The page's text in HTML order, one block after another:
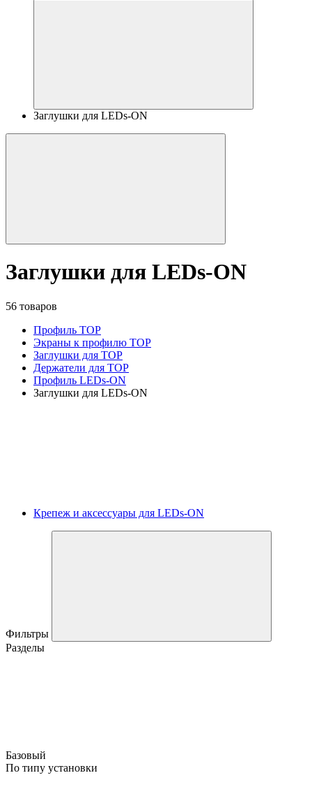
Заглушки для LEDs-ON
Заглушки для LEDs-ON
56 товаров
Профиль TOP
Экраны к профилю TOP
Заглушки для TOP
Держатели для TOP
Профиль LEDs-ON
Заглушки для LEDs-ON
Крепеж и аксессуары для LEDs-ON
Фильтры
Разделы
Базовый
По типу установки